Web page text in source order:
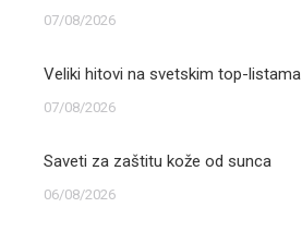
07/08/2026
Veliki hitovi na svetskim top-listama
07/08/2026
Saveti za zaštitu kože od sunca
06/08/2026